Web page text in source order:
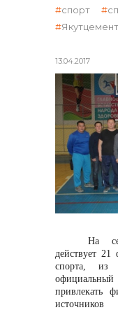
13.04.2017
спорт
Якутцемент
На
действует
спорта, из
привлекать
источников